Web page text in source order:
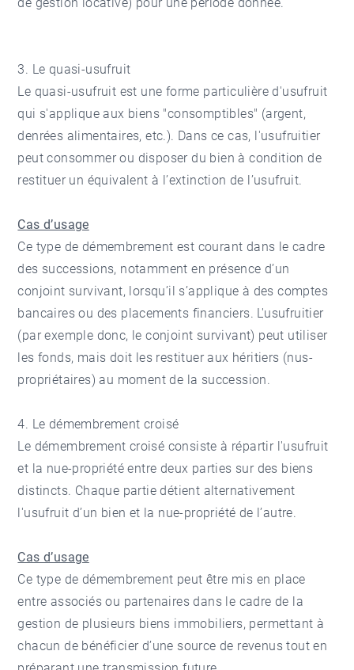
3. Le quasi-usufruit
Le quasi-usufruit est une forme particulière d'usufruit
qui s'applique aux biens "consomptibles" (argent,
denrées alimentaires, etc.). Dans ce cas, l'usufruitier
peut consommer ou disposer du bien à condition de
restituer un équivalent à l’extinction de l’usufruit.
Cas d’usage
Ce type de démembrement est courant dans le cadre
des successions, notamment en présence d’un
conjoint survivant, lorsqu’il s’applique à des comptes
bancaires ou des placements financiers. L'usufruitier
(par exemple donc, le conjoint survivant) peut utiliser
les fonds, mais doit les restituer aux héritiers (nus-
propriétaires) au moment de la succession.
4. Le démembrement croisé
Le démembrement croisé consiste à répartir l'usufruit
et la nue-propriété entre deux parties sur des biens
distincts. Chaque partie détient alternativement
l'usufruit d’un bien et la nue-propriété de l’autre.
Cas d’usage
Ce type de démembrement peut être mis en place
entre associés ou partenaires dans le cadre de la
gestion de plusieurs biens immobiliers, permettant à
chacun de bénéficier d’une source de revenus tout en